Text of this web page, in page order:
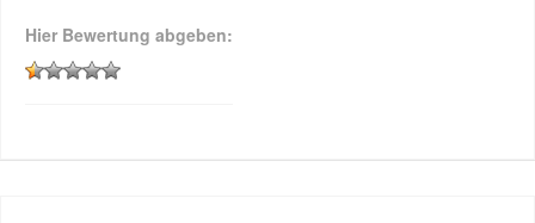
Hier Bewertung abgeben: